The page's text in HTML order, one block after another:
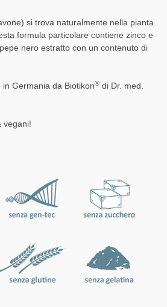
si trova naturalmente nella pianta
formula particolare contiene zinco e
nero estratto con un contenuto di
Germania da Biotikon® di Dr. med.
vegani!